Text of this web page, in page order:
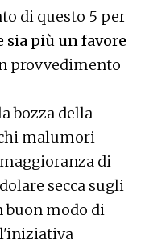
di questo 5 per
sia più un favore
provvedimento
bozza della
malumori
di
secca sugli
buon modo di